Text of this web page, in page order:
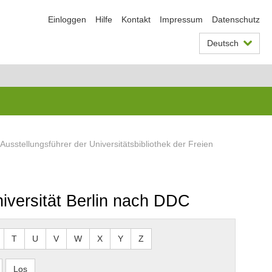
Einloggen Hilfe Kontakt Impressum Datenschutz
Deutsch
Ausstellungsführer der Universitätsbibliothek der Freien
Berlin nach DDC
T U V W X Y Z